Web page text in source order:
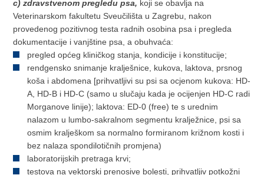
c) zdravstvenom pregledu psa, koji se obavlja na
Veterinarskom fakultetu Sveučilišta u Zagrebu, nakon
provedenog pozitivnog testa radnih osobina psa i pregleda
dokumentacije i vanjštine psa, a obuhvaća:
pregled općeg kliničkog stanja, kondicije i konstitucije;
rendgensko snimanje kralješnice, kukova, laktova, prsnog
koša i abdomena [prihvatljivi su psi sa ocjenom kukova: HD-
A, HD-B i HD-C (samo u slučaju kada je ocijenjen HD-C radi
Morganove linije); laktova: ED-0 (free) te s urednim
nalazom u lumbo-sakralnom segmentu kralježnice, psi sa
osmim kralješkom sa normalno formiranom križnom kosti i
bez nalaza spondilotičnih promjena)
laboratorijskih pretraga krvi;
testova na vektorski prenosive bolesti, prihvatljiv potkožni